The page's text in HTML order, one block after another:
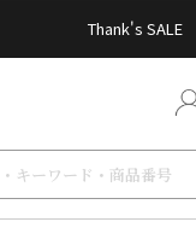
Thank's SALE